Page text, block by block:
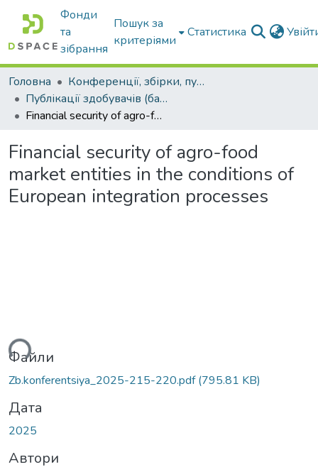
Фонди
та
зібрання
Пошук за
критеріями
Статистика
Головна
Конференції, збірки, публікації молодих вчених і здобувачів : магістрів, бакалаврів, аспірантів.
Публікації здобувачів (бакалаврів. магістрів, аспірантів)
Financial security of agro-food market entities in the conditions of European integration processes
Financial security of agro-food
market entities in the conditions of
European integration processes
Файли
Zb.konferentsiya_2025-215-220.pdf(795.81 KB)
Дата
2025
Автори